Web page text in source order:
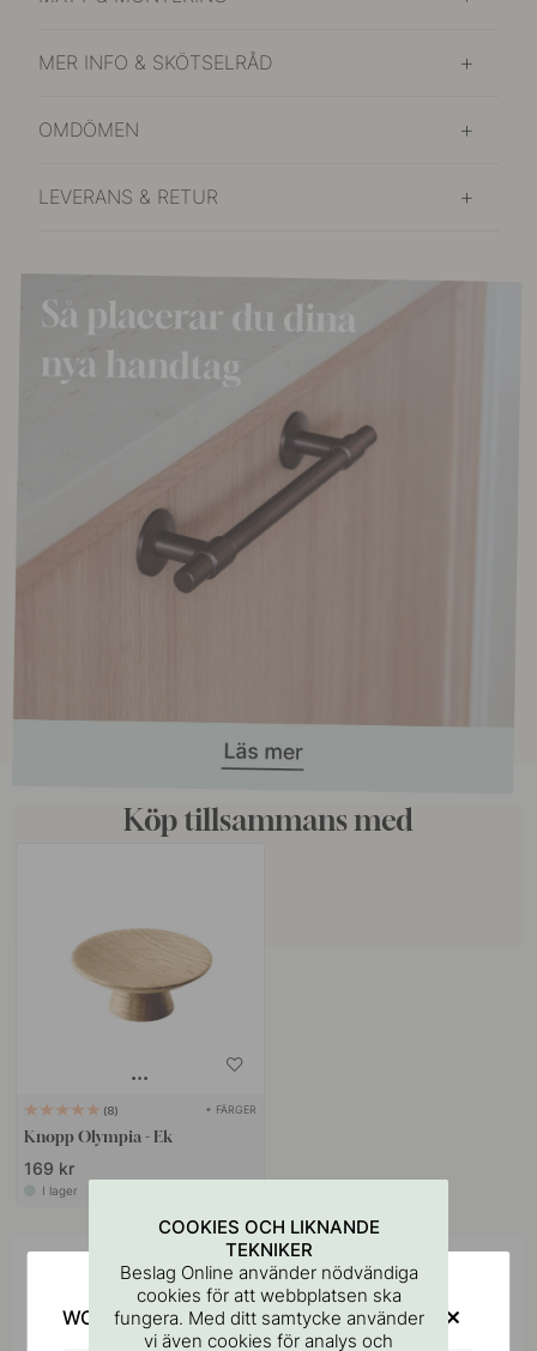
MER INFO & SKÖTSELRÅD
OMDÖMEN
LEVERANS & RETUR
Köp tillsammans med
8 + FÄRGER
Knopp Olympia - Ek
169 kr
I lager
Inspireras av andra
Tagga dina bilder med #beslagonline &
@beslagonline för att synas här!
COOKIES OCH LIKNANDE
TEKNIKER
Beslag Online använder nödvändiga
cookies för att webbplatsen ska
fungera. Med ditt samtycke använder
vi även cookies för analys och
WOULD YOU RATHER VISIT?